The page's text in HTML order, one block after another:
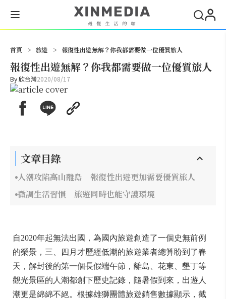
首頁 > 旅遊 > 報復性出遊無解？你我都需要做一位優質旅人
報復性出遊無解？你我都需要做一位優質旅人
By欣台灣2020/08/17
文章目錄
人潮攻陷高山離島 報復性出遊更加需要優質旅人
微調生活習慣 旅遊同時也能守護環境
自2020年起無法出國，為國內旅遊創造了一個史無前例
的榮景，三、四月才歷經低潮的旅遊業者總算盼到了春
天，解封後的第一個長假端午節，離島、花東、墾丁等
觀光景區的人潮都創下歷史記錄，隨暑假到來，出遊人
潮更是綿綿不絕。根據雄獅團體旅遊銷售數據顯示，截